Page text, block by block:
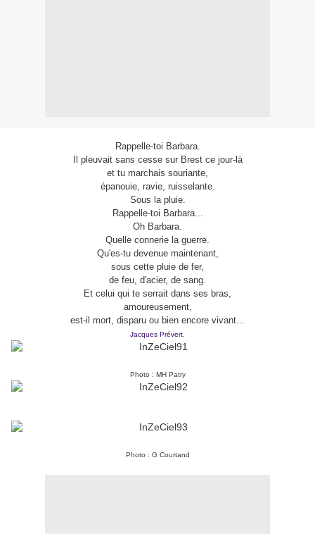
Rappelle-toi Barbara.
Il pleuvait sans cesse sur Brest ce jour-là
et tu marchais souriante,
épanouie, ravie, ruisselante.
Sous la pluie.
Rappelle-toi Barbara...
Oh Barbara.
Quelle connerie la guerre.
Qu'es-tu devenue maintenant,
sous cette pluie de fer,
de feu, d'acier, de sang.
Et celui qui te serrait dans ses bras,
amoureusement,
est-il mort, disparu ou bien encore vivant...
Jacques Prévert.
Photo : MH Patry
Photo : G Courtand